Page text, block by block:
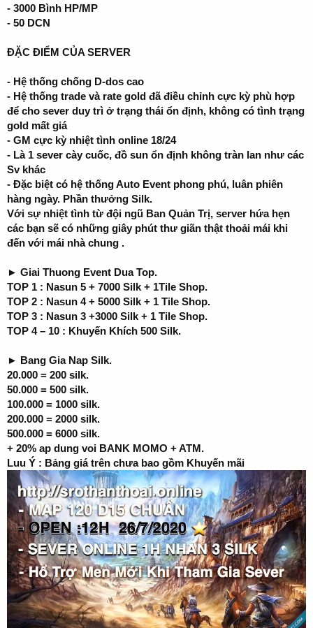
- 3000 Bình HP/MP
- 50 DCN
ĐẶC ĐIỂM CỦA SERVER
- Hệ thống chống D-dos cao
- Hệ thống trade và rate gold đã điều chỉnh cực kỳ phù hợp
để cho sever duy trì ở trạng thái ổn định, không có tình trạng
gold mất giá
- GM cực kỳ nhiệt tình online 18/24
- Là 1 sever cày cuốc, đồ sun ổn định không tràn lan như các
Sv khác
- Đặc biệt có hệ thống Auto Event phong phú, luân phiên
hàng ngày. Phần thưởng Silk.
Với sự nhiệt tình từ đội ngũ Ban Quản Trị, server hứa hẹn
các bạn sẽ có những giây phút thư giãn thật thoải mái khi
đến với mái nhà chung .
► Giai Thuong Event Dua Top.
TOP 1 : Nasun 5 + 7000 Silk + 1Tile Shop.
TOP 2 : Nasun 4 + 5000 Silk + 1 Tile Shop.
TOP 3 : Nasun 3 +3000 Silk + 1 Tile Shop.
TOP 4 – 10 : Khuyến Khích 500 Silk.
► Bang Gia Nap Silk.
20.000 = 200 silk.
50.000 = 500 silk.
100.000 = 1000 silk.
200.000 = 2000 silk.
500.000 = 6000 silk.
+ 20% ap dung voi BANK MOMO + ATM.
Luu Ý : Bảng giá trên chưa bao gồm Khuyến mãi